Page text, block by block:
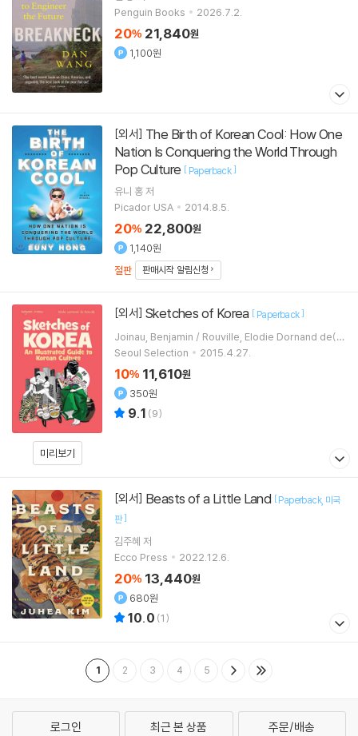
Penguin Books
2026.7.2.
20% 21,840원
1,100원
[외서]
Nation Is Conquering the World Through
Pop Culture [ Paperback]
유니 홍저
Picador USA
2014.8.5.
20% 22,800원
1,140원
절판
판매시작 알림신청
미리보기
[외서] Sketches of Korea [ Paperback]
Joinau, Benjamin / Rouville, Elodie Dornand de(IL
L)
Seoul Selection 2015.4.27.
10% 11,610원
350원
9.1 (9)
[외서] Beasts of a Little Land [Paperback 미국
판]
김주혜 저
Ecco Press
2022.12.6.
20% 13,440원
680원
10.0 (1)
1 2 3 4 5
로그인 최근 본 상품 주문/배송